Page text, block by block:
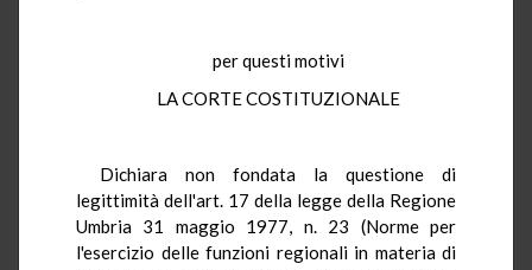
per questi motivi
LA CORTE COSTITUZIONALE
Dichiara non fondata la questione di
legittimità dell'art. 17 della legge della Regione
Umbria 31 maggio 1977, n. 23 (Norme per
l'esercizio delle funzioni regionali in materia di